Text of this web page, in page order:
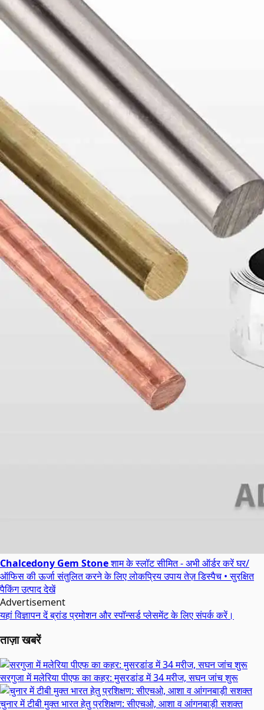
Chalcedony Gem Stoneशाम के स्लॉट सीमित - अभी ऑर्डर करेंघर/
ऑफिस की ऊर्जा संतुलित करने के लिए लोकप्रिय उपायतेज़ डिस्पैच • सुरक्षित
पैकिंगउत्पाद देखें
Advertisement
यहां विज्ञापन देंब्रांड प्रमोशन और स्पॉन्सर्ड प्लेसमेंट के लिए संपर्क करें।
ताज़ा खबरें
सरगुजा में मलेरिया पीएफ का कहर: मुसरडांड में 34 मरीज, सघन जांच शुरू
चुनार में टीबी मुक्त भारत हेतु प्रशिक्षण: सीएचओ, आशा व आंगनबाड़ी सशक्त